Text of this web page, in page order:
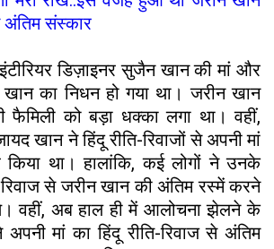
अंतिम संस्कार
डिज़ाइनर सुजैन खान की मां और
खान का निधन हो गया था। जरीन खान
को बड़ा धक्का लगा था। वहीं,
खान ने हिंदू रीति-रिवाजों से अपनी मां
था। हालांकि, कई लोगों ने उनके
से जरीन खान की अंतिम रस्में करने
वहीं, अब हाल ही में आलोचना झेलने के
मां का हिंदू रीति-रिवाज से अंतिम